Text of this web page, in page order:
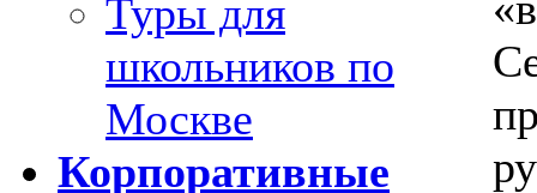
Туры для
школьников по
Москве
Корпоративные